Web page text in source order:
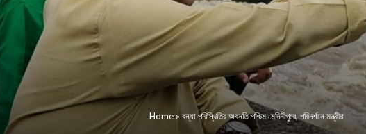
Home » বন্যা পরিস্থিতির অবনতি পশ্চিম মেদিনীপুরে, পরিদর্শনে মন্ত্রীরা